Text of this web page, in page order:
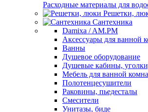
Расходные материалы для
Решетки,
Сантехника
Damixa / AM.PM
Аксессуары для ванной
Ванны
Душевое оборудование
Душевые кабины,
Мебель для ванной
Полотенцесушители
Раковины, пьедесталы
Смесители
Унитазы, биде